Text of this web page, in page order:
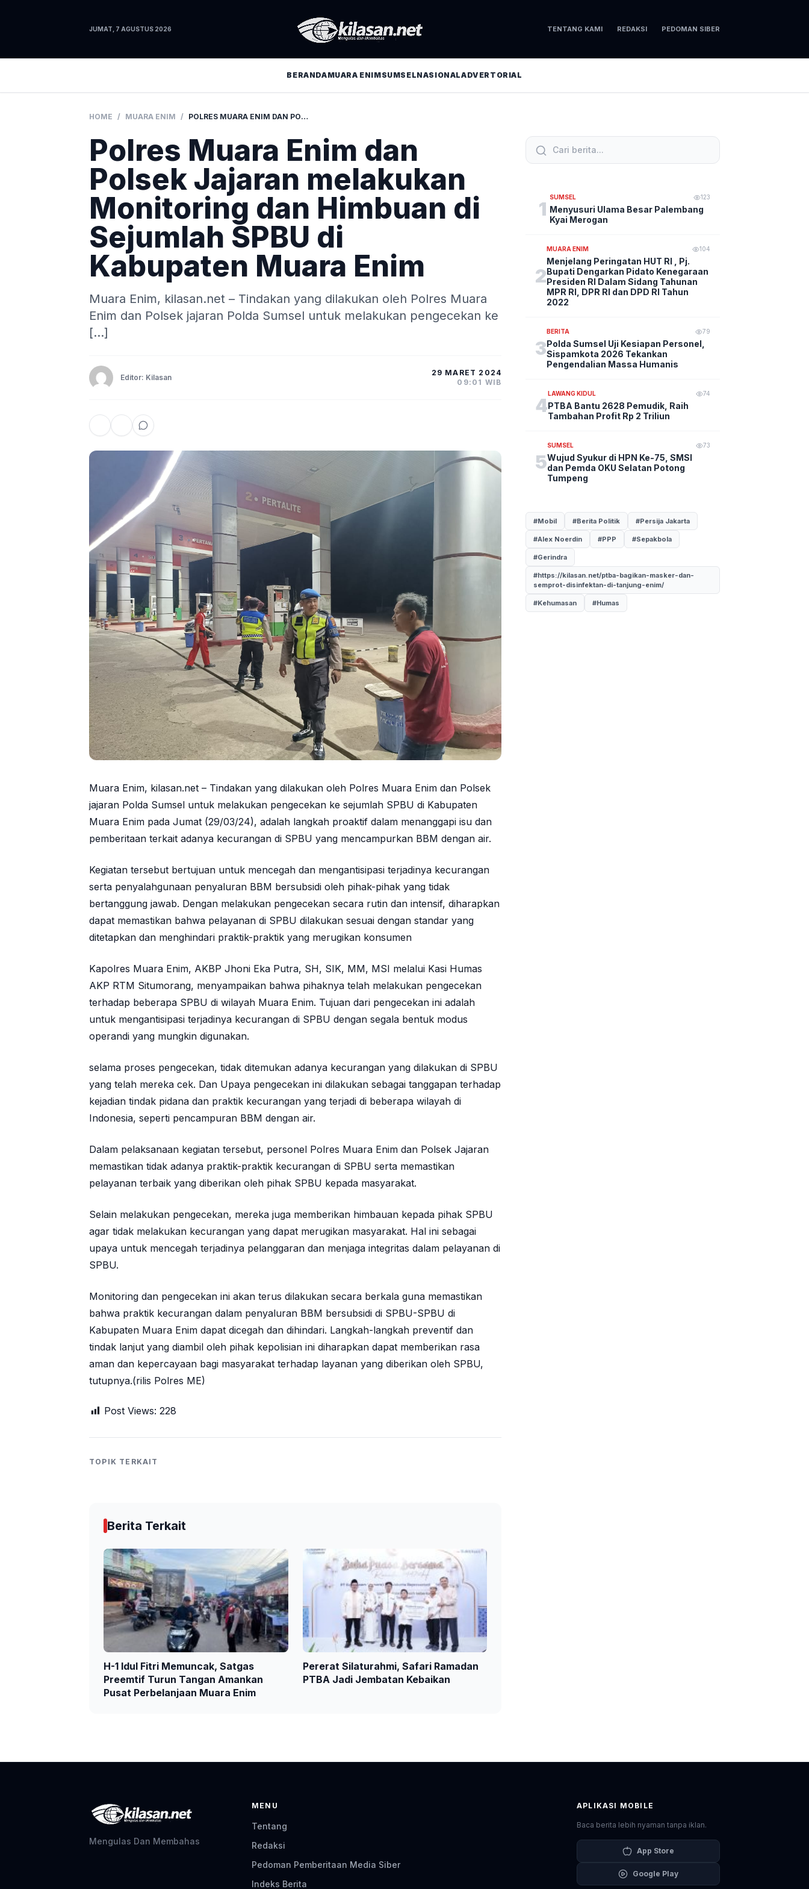
JUMAT, 7 AGUSTUS 2026 TENTANG KAMI REDAKSI PEDOMAN SIBER
BERANDAMUARA ENIMSUMSELNASIONALADVERTORIAL
HOME / MUARA ENIM / POLRES MUARA ENIM DAN POLSEK JAJARAN MELAKUKAN MONITORING DAN HIMBUAN DI SEJUMLAH SPBU DI KABUPATEN MUARA ENIM
Polres Muara Enim dan
Polsek Jajaran melakukan
Monitoring dan Himbuan di
Sejumlah SPBU di
Kabupaten Muara Enim
Muara Enim, kilasan.net – Tindakan yang dilakukan oleh Polres Muara
Enim dan Polsek jajaran Polda Sumsel untuk melakukan pengecekan ke
[…]
Editor: Kilasan
29 MARET 2024
09:01 WIB
Muara Enim, kilasan.net – Tindakan yang dilakukan oleh Polres Muara Enim dan Polsek
jajaran Polda Sumsel untuk melakukan pengecekan ke sejumlah SPBU di Kabupaten
Muara Enim pada Jumat (29/03/24), adalah langkah proaktif dalam menanggapi isu dan
pemberitaan terkait adanya kecurangan di SPBU yang mencampurkan BBM dengan air.
Kegiatan tersebut bertujuan untuk mencegah dan mengantisipasi terjadinya kecurangan
serta penyalahgunaan penyaluran BBM bersubsidi oleh pihak-pihak yang tidak
bertanggung jawab. Dengan melakukan pengecekan secara rutin dan intensif, diharapkan
dapat memastikan bahwa pelayanan di SPBU dilakukan sesuai dengan standar yang
ditetapkan dan menghindari praktik-praktik yang merugikan konsumen
Kapolres Muara Enim, AKBP Jhoni Eka Putra, SH, SIK, MM, MSI melalui Kasi Humas
AKP RTM Situmorang, menyampaikan bahwa pihaknya telah melakukan pengecekan
terhadap beberapa SPBU di wilayah Muara Enim. Tujuan dari pengecekan ini adalah
untuk mengantisipasi terjadinya kecurangan di SPBU dengan segala bentuk modus
operandi yang mungkin digunakan.
selama proses pengecekan, tidak ditemukan adanya kecurangan yang dilakukan di SPBU
yang telah mereka cek. Dan Upaya pengecekan ini dilakukan sebagai tanggapan terhadap
kejadian tindak pidana dan praktik kecurangan yang terjadi di beberapa wilayah di
Indonesia, seperti pencampuran BBM dengan air.
Dalam pelaksanaan kegiatan tersebut, personel Polres Muara Enim dan Polsek Jajaran
memastikan tidak adanya praktik-praktik kecurangan di SPBU serta memastikan
pelayanan terbaik yang diberikan oleh pihak SPBU kepada masyarakat.
Selain melakukan pengecekan, mereka juga memberikan himbauan kepada pihak SPBU
agar tidak melakukan kecurangan yang dapat merugikan masyarakat. Hal ini sebagai
upaya untuk mencegah terjadinya pelanggaran dan menjaga integritas dalam pelayanan di
SPBU.
Monitoring dan pengecekan ini akan terus dilakukan secara berkala guna memastikan
bahwa praktik kecurangan dalam penyaluran BBM bersubsidi di SPBU-SPBU di
Kabupaten Muara Enim dapat dicegah dan dihindari. Langkah-langkah preventif dan
tindak lanjut yang diambil oleh pihak kepolisian ini diharapkan dapat memberikan rasa
aman dan kepercayaan bagi masyarakat terhadap layanan yang diberikan oleh SPBU,
tutupnya.(rilis Polres ME)
Post Views: 228
TOPIK TERKAIT
Berita Terkait
H-1 Idul Fitri Memuncak, Satgas
Preemtif Turun Tangan Amankan
Pusat Perbelanjaan Muara Enim
Pererat Silaturahmi, Safari Ramadan
PTBA Jadi Jembatan Kebaikan
1
SUMSEL 123
Menyusuri Ulama Besar Palembang
Kyai Merogan
2
MUARA ENIM 104
Menjelang Peringatan HUT RI , Pj.
Bupati Dengarkan Pidato Kenegaraan
Presiden RI Dalam Sidang Tahunan
MPR RI, DPR RI dan DPD RI Tahun
2022
3
BERITA 79
Polda Sumsel Uji Kesiapan Personel,
Sispamkota 2026 Tekankan
Pengendalian Massa Humanis
4
LAWANG KIDUL 74
PTBA Bantu 2628 Pemudik, Raih
Tambahan Profit Rp 2 Triliun
5
SUMSEL 73
Wujud Syukur di HPN Ke-75, SMSI
dan Pemda OKU Selatan Potong
Tumpeng
#Mobil #Berita Politik #Persija Jakarta
#Alex Noerdin #PPP #Sepakbola
#Gerindra
#https://kilasan.net/ptba-bagikan-masker-dan-
semprot-disinfektan-di-tanjung-enim/
#Kehumasan #Humas
Mengulas Dan Membahas
MENU
Tentang
Redaksi
Pedoman Pemberitaan Media Siber
Indeks Berita
APLIKASI MOBILE
Baca berita lebih nyaman tanpa iklan.
App Store
Google Play